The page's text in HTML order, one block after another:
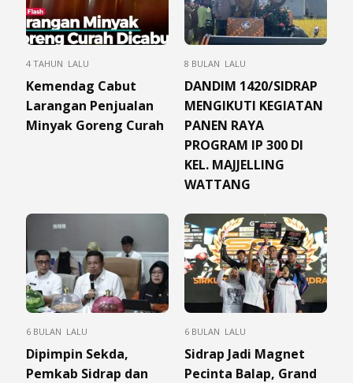
4 TAHUN LALU
Kemendag Cabut
Larangan Penjualan
Minyak Goreng Curah
8 BULAN LALU
DANDIM 1420/SIDRAP
MENGIKUTI KEGIATAN
PANEN RAYA
PROGRAM IP 300 DI
KEL. MAJJELLING
WATTANG
6 BULAN LALU
Dipimpin Sekda,
Pemkab Sidrap dan
6 BULAN LALU
Sidrap Jadi Magnet
Pecinta Balap, Grand